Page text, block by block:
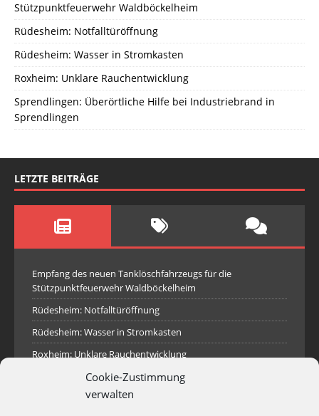
Cookie-Zustimmung
verwalten
Stützpunktfeuerwehr Waldböckelheim
Rüdesheim: Notfalltüröffnung
Rüdesheim: Wasser in Stromkasten
Roxheim: Unklare Rauchentwicklung
Sprendlingen: Überörtliche Hilfe bei Industriebrand in
Sprendlingen
LETZTE BEITRÄGE
Empfang des neuen Tanklöschfahrzeugs für die
Stützpunktfeuerwehr Waldböckelheim
Rüdesheim: Notfalltüröffnung
Rüdesheim: Wasser in Stromkasten
Roxheim: Unklare Rauchentwicklung
Sprendlingen: Überörtliche Hilfe bei Industriebrand in
Sprendlingen